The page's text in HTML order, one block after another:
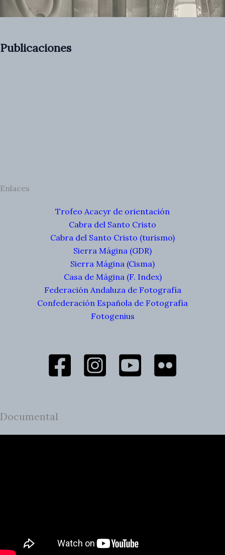
Publicaciones
Enlaces
Trofeo Acacyr de orientación
Cabra del Santo Cristo
Cabra del Santo Cristo (turismo)
Sierra Mágina (GDR)
Sierra Mágina (Cisma)
Casa de Mágina (F. Index)
Federación Andaluza de Fotografía
Confederación Española de Fotografía
Fotogenius
Documental